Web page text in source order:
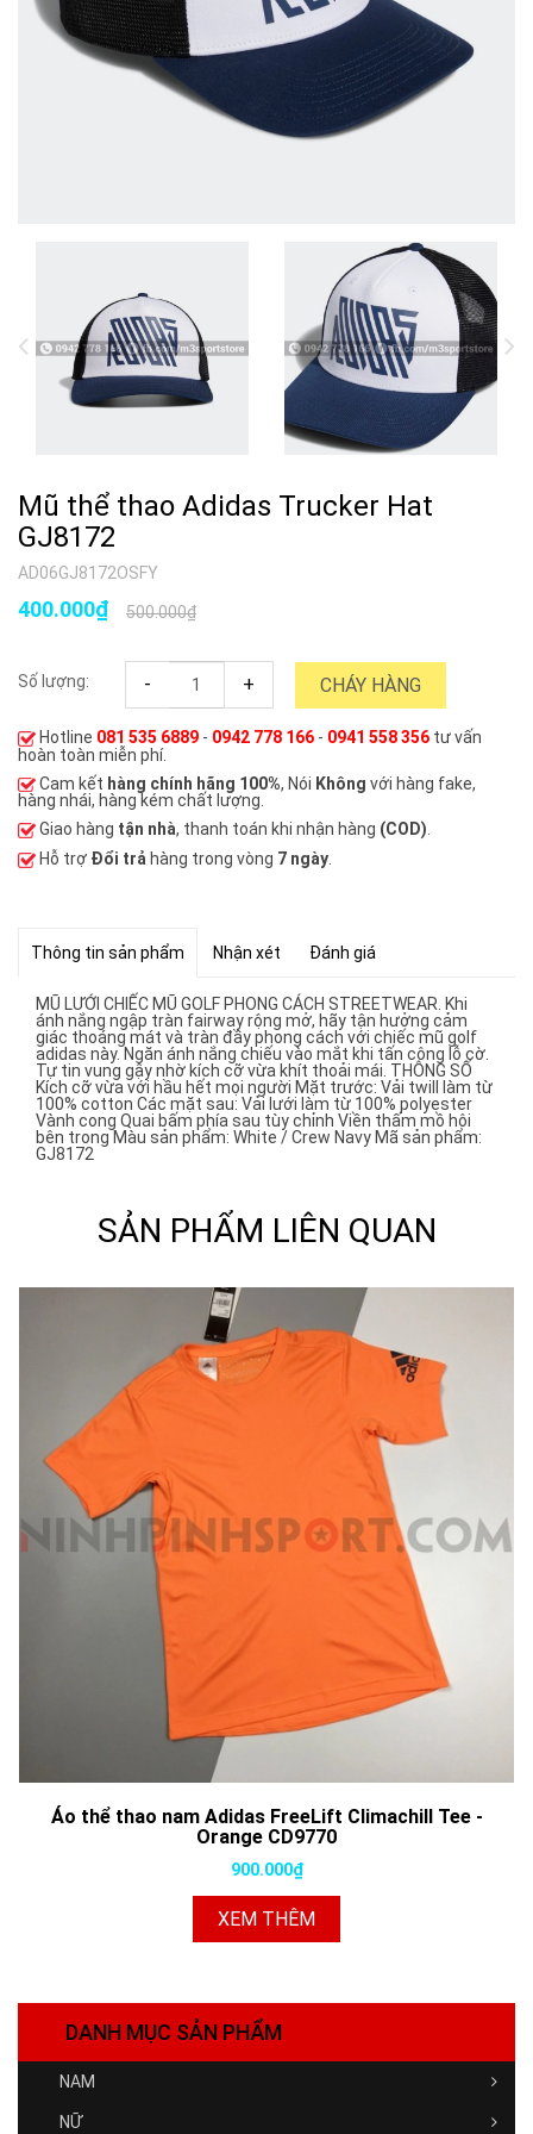
Mũ thể thao Adidas Trucker Hat
GJ8172
AD06GJ8172OSFY
500.000₫
400.000₫
Số lượng: - + CHÁY HÀNG
Hotline 081 535 6889 - 0942 778 166 - 0941 558 356 tư vấn
hoàn toàn miễn phí.
Cam kết hàng chính hãng 100%, Nói Không với hàng fake,
hàng nhái, hàng kém chất lượng.
Giao hàng tận nhà, thanh toán khi nhận hàng (COD).
Hỗ trợ Đổi trả hàng trong vòng 7 ngày
Thông tin sản phẩm Nhận xét Đánh giá
MŨ LƯỚI CHIẾC MŨ GOLF PHONG CÁCH STREETWEAR. Khi
ánh nắng ngập tràn fairway rộng mở, hãy tận hưởng cảm
giác thoáng mát và tràn đầy phong cách với chiếc mũ golf
adidas này. Ngăn ánh nắng chiếu vào mắt khi tấn công lỗ cờ.
Tự tin vung gậy nhờ kích cỡ vừa khít thoải mái. THÔNG SỐ
Kích cỡ vừa với hầu hết mọi người Mặt trước: Vải twill làm từ
100% cotton Các mặt sau: Vải lưới làm từ 100% polyester
Vành cong Quai bấm phía sau tùy chỉnh Viền thấm mồ hôi
bên trong Màu sản phẩm: White / Crew Navy Mã sản phẩm:
GJ8172
SẢN PHẨM LIÊN QUAN
Áo thể thao nam Adidas FreeLift Climachill Tee -
Orange CD9770
900.000₫
XEM THÊM
DANH MỤC SẢN PHẨM
NAM
NỮ